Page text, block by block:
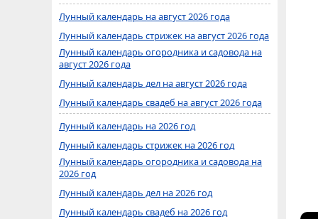
Лунный календарь на август 2026 года
Лунный календарь стрижек на август 2026 года
Лунный календарь огородника и садовода на
август 2026 года
Лунный календарь дел на август 2026 года
Лунный календарь свадеб на август 2026 года
Лунный календарь на 2026 год
Лунный календарь стрижек на 2026 год
Лунный календарь огородника и садовода на
2026 год
Лунный календарь дел на 2026 год
Лунный календарь свадеб на 2026 год